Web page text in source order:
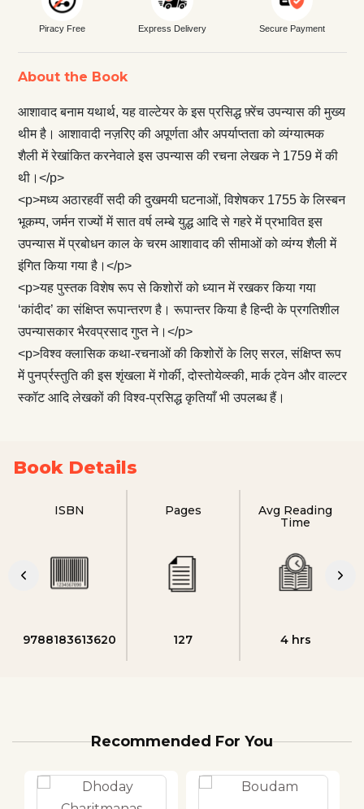
Piracy Free Express Delivery Secure Payment
About the Book
आशावाद बनाम यथार्थ, यह वाल्‍टेयर के इस प्रसिद्ध फ़्रेंच उपन्यास की मुख्य
थीम है। आशावादी नज़रिए की अपूर्णता और अपर्याप्तता को व्यंग्यात्मक
शैली में रेखांकित करनेवाले इस उपन्यास की रचना लेखक ने 1759 में की
थी।</p>
<p>मध्य अठारहवीं सदी की दुखमयी घटनाओं, विशेषकर 1755 के लिस्बन
भूकम्प, जर्मन राज्यों में सात वर्ष लम्बे युद्ध आदि से गहरे में प्रभावित इस
उपन्यास में प्रबोधन काल के चरम आशावाद की सीमाओं को व्यंग्य शैली में
इंगित किया गया है।</p>
<p>यह पुस्तक विशेष रूप से किशोरों को ध्यान में रखकर किया गया
‘कांदीद’ का संक्षिप्त रूपान्तरण है। रूपान्तर किया है हिन्दी के प्रगतिशील
उपन्यासकार भैरवप्रसाद गुप्त ने।</p>
<p>विश्व क्लासिक कथा-रचनाओं की किशोरों के लिए सरल, संक्षिप्त रूप
में पुनर्प्रस्तुति की इस शृंखला में गोर्की, दोस्तोयेव्स्की, मार्क ट्वेन और वाल्टर
स्कॉट आदि लेखकों की विश्व-प्रसिद्ध कृतियाँ भी उपलब्ध हैं।
Book Details
ISBN
9788183613620
Pages
127
Avg Reading
Time
4 hrs
Recommended For You